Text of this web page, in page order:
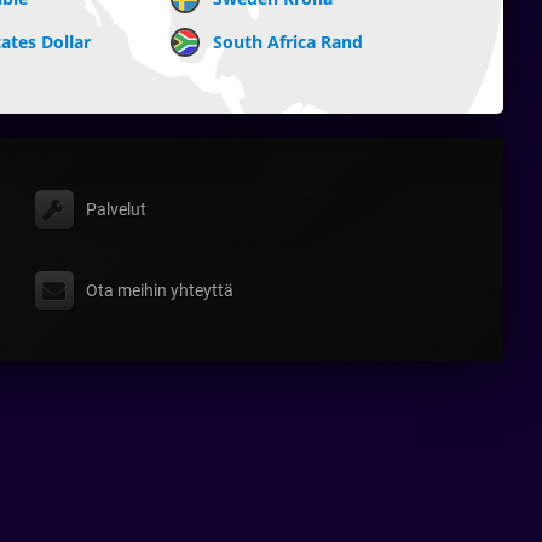
Dollar South Africa Rand
Palvelut
Ota meihin yhteyttä